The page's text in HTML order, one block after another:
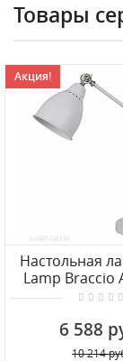
Товары
Акция!
Настольная
Lamp Braccio
1WH
6 588
10 214